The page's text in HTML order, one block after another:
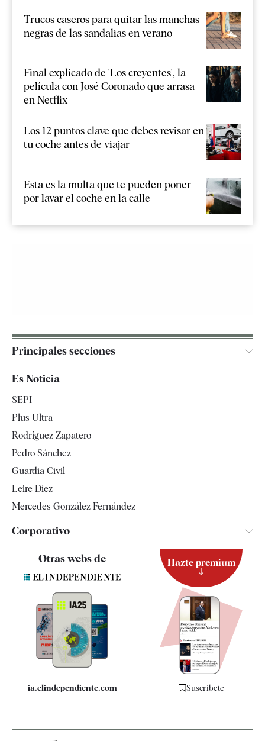
Trucos caseros para quitar las manchas
negras de las sandalias en verano
Final explicado de 'Los creyentes', la
película con José Coronado que arrasa
en Netflix
Los 12 puntos clave que debes revisar en
tu coche antes de viajar
Esta es la multa que te pueden poner
por lavar el coche en la calle
Principales secciones
España
Televisión
Es Noticia
SEPI
Plus Ultra
Rodríguez Zapatero
Pedro Sánchez
Guardia Civil
Leire Díez
Mercedes González Fernández
Corporativo
Contacto
Quiénes somos
Especificaciones
Otras webs de
ia.elindependiente.com
Hazte premium
Suscríbete